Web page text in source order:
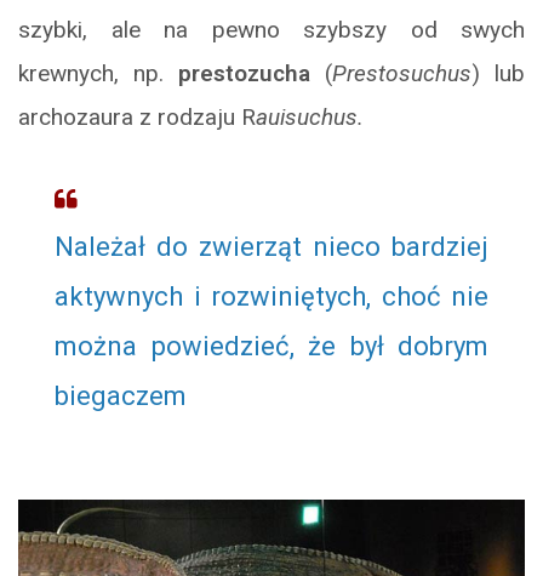
szybki, ale na pewno szybszy od swych
krewnych, np. prestozucha (Prestosuchus) lub
archozaura z rodzaju Rauisuchus.
Należał do zwierząt nieco bardziej
aktywnych i rozwiniętych, choć nie
można powiedzieć, że był dobrym
biegaczem